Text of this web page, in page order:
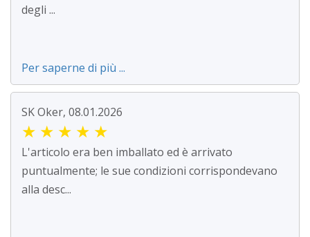
degli ...
Per saperne di più ...
SK Oker, 08.01.2026
★ ★ ★ ★ ★
L'articolo era ben imballato ed è arrivato
puntualmente; le sue condizioni corrispondevano
alla desc...